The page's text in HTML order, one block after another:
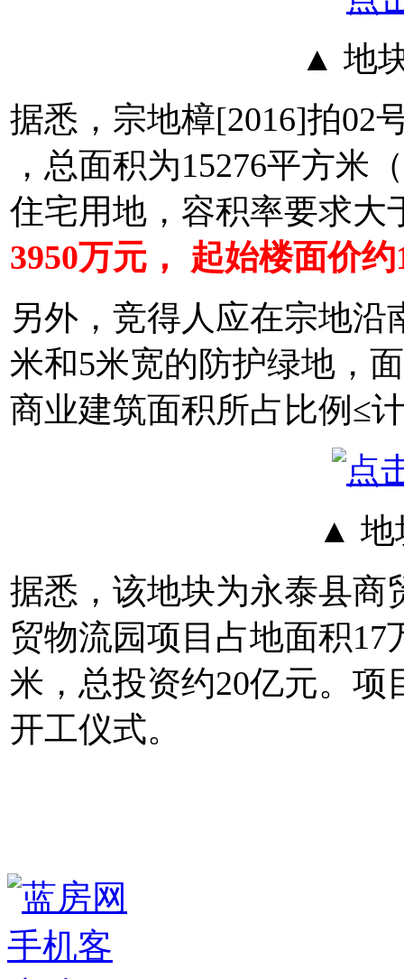
▲ 地
据悉，宗地樟[2016]拍02
，总面积为15276平方米
住宅用地，容积率要求大
3950万元， 起始楼面价
另外，竞得人应在宗地沿
米和5米宽的防护绿地，
商业建筑面积所占比例≤
▲ 地
据悉，该地块为永泰县商
贸物流园项目占地面积
米，总投资约20亿元。项
开工仪式。